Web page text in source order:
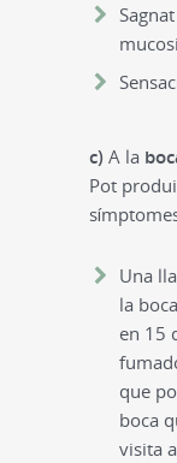
c) A la
Pot
Una
la
en 15
que
boca
visita